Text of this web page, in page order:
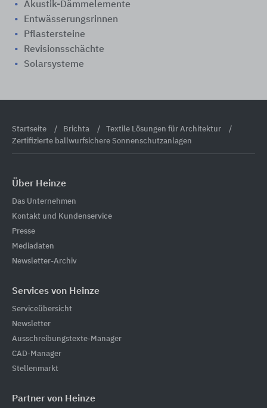
Akustik-Dämmelemente
Entwässerungsrinnen
Pflastersteine
Revisionsschächte
Solarsysteme
Startseite Brichta
Textile Lösungen für Architektur
Zertifizierte ballwurfsichere Sonnenschutzanlagen
Über Heinze
Das Unternehmen
Kontakt und Kundenservice
Presse
Mediadaten
Newsletter-Archiv
Services von Heinze
Serviceübersicht
Newsletter
Ausschreibungstexte-Manager
CAD-Manager
Stellenmarkt
Partner von Heinze